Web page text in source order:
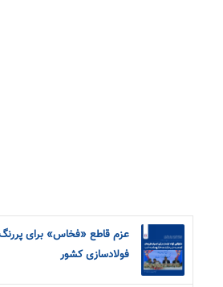
عزم قاطع «فخاس» برای
فولادسازی کشور